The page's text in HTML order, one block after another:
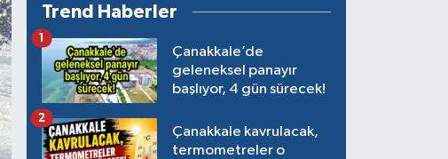
Trend Haberler
Çanakkale’de
geleneksel panayır
başlıyor, 4 gün sürecek!
1
Çanakkale kavrulacak,
termometreler o
2